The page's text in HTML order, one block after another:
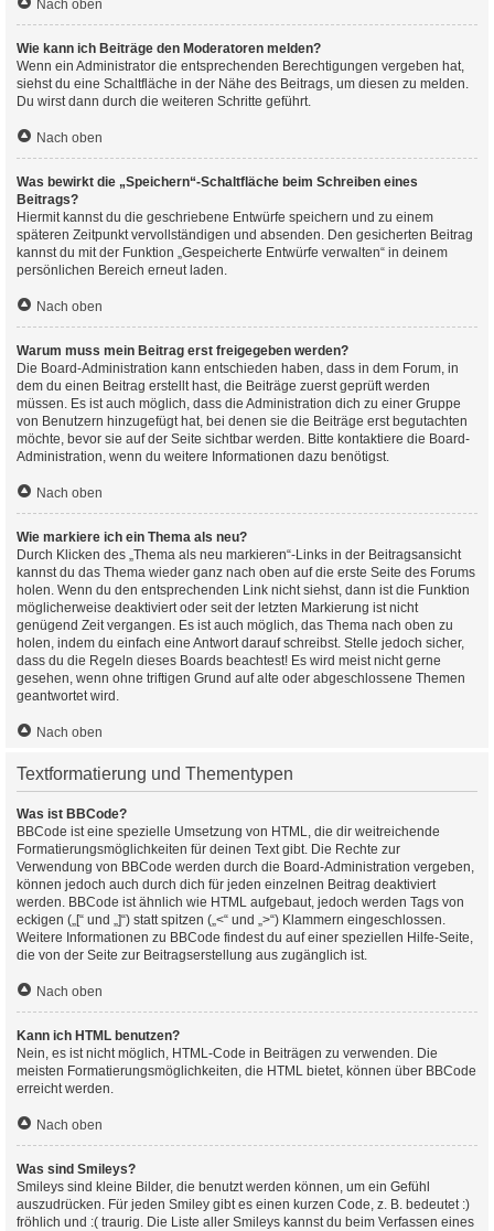
Nach oben
Wie kann ich Beiträge den Moderatoren melden?
Wenn ein Administrator die entsprechenden Berechtigungen vergeben hat,
siehst du eine Schaltfläche in der Nähe des Beitrags, um diesen zu melden.
Du wirst dann durch die weiteren Schritte geführt.
Nach oben
Was bewirkt die „Speichern“-Schaltfläche beim Schreiben eines
Beitrags?
Hiermit kannst du die geschriebene Entwürfe speichern und zu einem
späteren Zeitpunkt vervollständigen und absenden. Den gesicherten Beitrag
kannst du mit der Funktion „Gespeicherte Entwürfe verwalten“ in deinem
persönlichen Bereich erneut laden.
Nach oben
Warum muss mein Beitrag erst freigegeben werden?
Die Board-Administration kann entschieden haben, dass in dem Forum, in
dem du einen Beitrag erstellt hast, die Beiträge zuerst geprüft werden
müssen. Es ist auch möglich, dass die Administration dich zu einer Gruppe
von Benutzern hinzugefügt hat, bei denen sie die Beiträge erst begutachten
möchte, bevor sie auf der Seite sichtbar werden. Bitte kontaktiere die Board-
Administration, wenn du weitere Informationen dazu benötigst.
Nach oben
Wie markiere ich ein Thema als neu?
Durch Klicken des „Thema als neu markieren“-Links in der Beitragsansicht
kannst du das Thema wieder ganz nach oben auf die erste Seite des Forums
holen. Wenn du den entsprechenden Link nicht siehst, dann ist die Funktion
möglicherweise deaktiviert oder seit der letzten Markierung ist nicht
genügend Zeit vergangen. Es ist auch möglich, das Thema nach oben zu
holen, indem du einfach eine Antwort darauf schreibst. Stelle jedoch sicher,
dass du die Regeln dieses Boards beachtest! Es wird meist nicht gerne
gesehen, wenn ohne triftigen Grund auf alte oder abgeschlossene Themen
geantwortet wird.
Nach oben
Textformatierung und Thementypen
Was ist BBCode?
BBCode ist eine spezielle Umsetzung von HTML, die dir weitreichende
Formatierungsmöglichkeiten für deinen Text gibt. Die Rechte zur
Verwendung von BBCode werden durch die Board-Administration vergeben,
können jedoch auch durch dich für jeden einzelnen Beitrag deaktiviert
werden. BBCode ist ähnlich wie HTML aufgebaut, jedoch werden Tags von
eckigen („[“ und „]“) statt spitzen („<“ und „>“) Klammern eingeschlossen.
Weitere Informationen zu BBCode findest du auf einer speziellen Hilfe-Seite,
die von der Seite zur Beitragserstellung aus zugänglich ist.
Nach oben
Kann ich HTML benutzen?
Nein, es ist nicht möglich, HTML-Code in Beiträgen zu verwenden. Die
meisten Formatierungsmöglichkeiten, die HTML bietet, können über BBCode
erreicht werden.
Nach oben
Was sind Smileys?
Smileys sind kleine Bilder, die benutzt werden können, um ein Gefühl
auszudrücken. Für jeden Smiley gibt es einen kurzen Code, z. B. bedeutet :)
fröhlich und :( traurig. Die Liste aller Smileys kannst du beim Verfassen eines